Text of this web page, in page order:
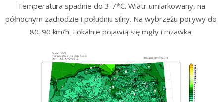
Temperatura spadnie do 3-7*C. Wiatr umiarkowany, na
północnym zachodzie i południu silny. Na wybrzeżu porywy do
80-90 km/h. Lokalnie pojawią się mgły i mżawka.